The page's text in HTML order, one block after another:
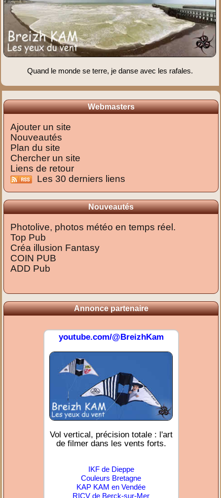
Quand le monde se terre, je danse avec les rafales.
Webmasters
Ajouter un site
Nouveautés
Plan du site
Chercher un site
Liens de retour
Les 30 derniers liens
Nouveautés
Photolive, photos météo en temps réel.
Top Pub
Créa illusion Fantasy
COIN PUB
ADD Pub
Annonce partenaire
youtube.com/@BreizhKam
Vol vertical, précision totale : l'art
de filmer dans les vents forts.
IKF de Dieppe
Couleurs Bretagne
KAP KAM en Vendée
RICV de Berck-sur-Mer